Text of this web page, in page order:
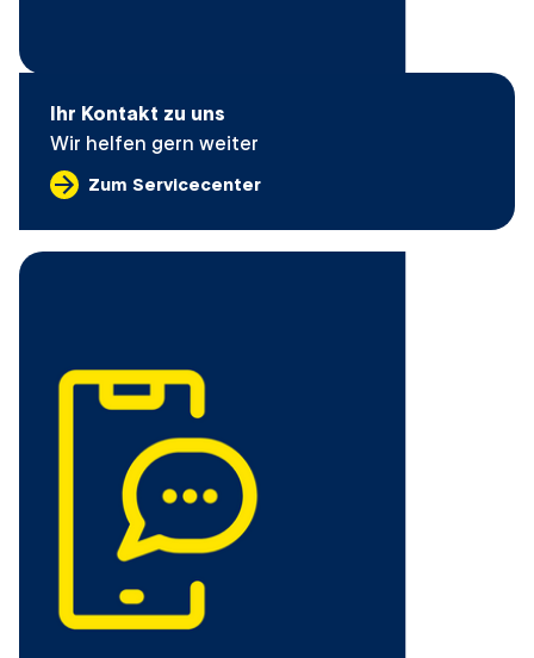
Ihr Kontakt zu uns
Wir helfen gern weiter
Zum Servicecenter